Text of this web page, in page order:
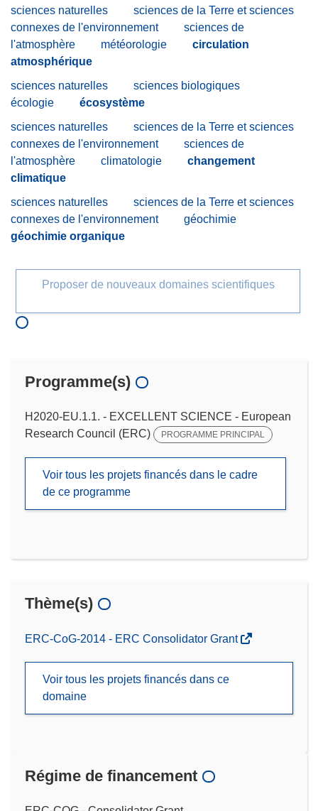
sciences naturelles
sciences de la Terre et sciences
connexes de l'environnement
sciences de
l'atmosphère
météorologie
circulation
atmosphérique
sciences naturelles
sciences biologiques
écologie
écosystème
sciences naturelles
sciences de la Terre et sciences
connexes de l'environnement
sciences de
l'atmosphère
climatologie
changement
climatique
sciences naturelles
sciences de la Terre et sciences
connexes de l'environnement
géochimie
géochimie organique
Proposer de nouveaux domaines scientifiques
Programme(s)
H2020-EU.1.1. - EXCELLENT SCIENCE - European
Research Council (ERC)
PROGRAMME PRINCIPAL
Voir tous les projets financés dans le cadre
de ce programme
Thème(s)
ERC-CoG-2014 - ERC Consolidator Grant
Voir tous les projets financés dans ce
domaine
Régime de financement